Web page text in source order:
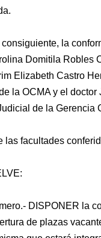
consiguiente, la
Domitila Robles
Elizabeth Castro
la OCMA y el
de la Gerencia
las facultades
DISPONER la
de plazas